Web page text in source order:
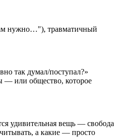
нужно…"), травматичный
так думал/поступал?»
— или общество, которое
удивительная вещь — свобода
а какие — просто